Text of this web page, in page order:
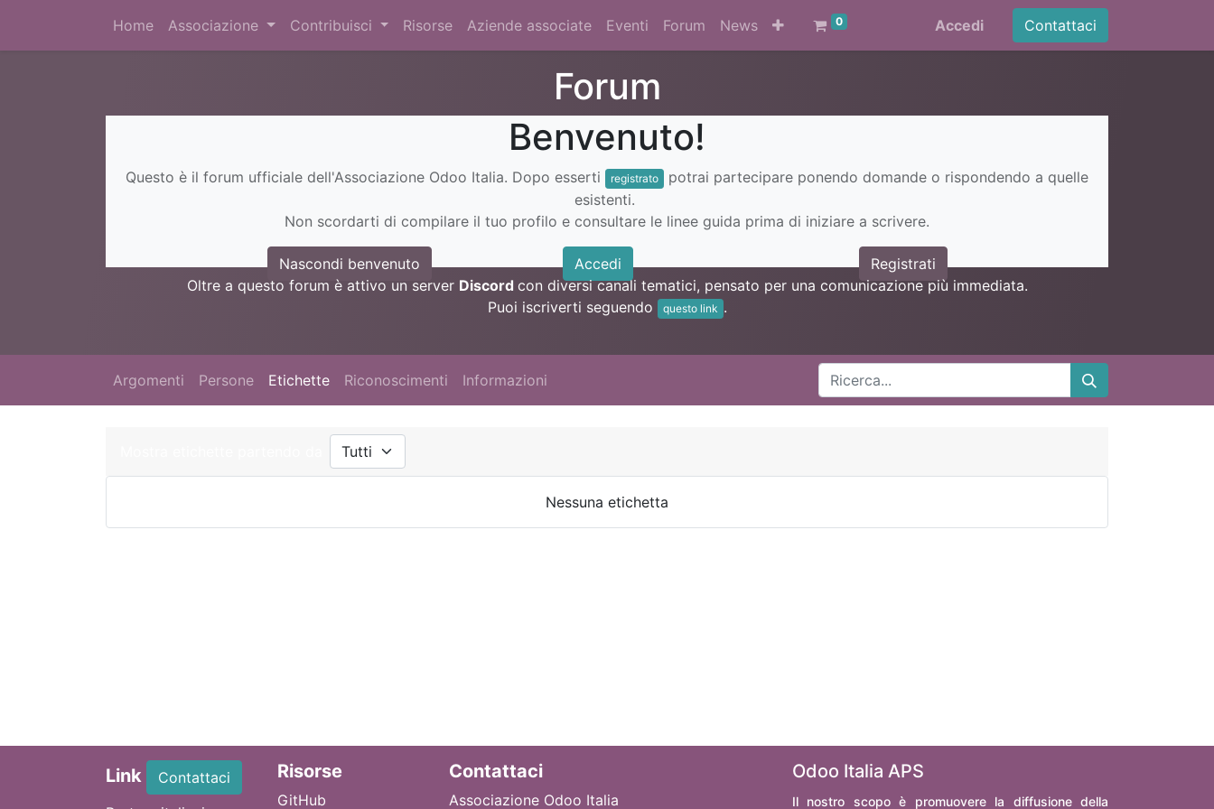
Home Associazione Contribuisci Risorse Aziende associate Eventi Forum News 0 Accedi Contattaci
Forum
Benvenuto!
Questo è il forum ufficiale dell'Associazione Odoo Italia. Dopo esserti registrato
potrai partecipare ponendo domande o rispondendo a quelle
esistenti.
Non scordarti di compilare il tuo profilo e consultare le linee guida prima di iniziare a scrivere.
Nascondi benvenuto Accedi
Registrati
Oltre a questo forum è attivo un server Discord con diversi canali tematici, pensato per una comunicazione più immediata.
Puoi iscriverti seguendo
questo link .
Argomenti Persone Etichette Riconoscimenti Informazioni
Nessuna etichetta
Link
Contattaci
Risorse
GitHub
Contattaci
Associazione Odoo Italia
Odoo Italia APS
Il nostro scopo è promuovere la diffusione della